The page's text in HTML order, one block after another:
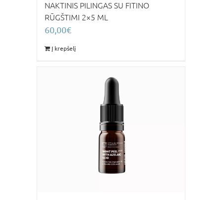
NAKTINIS PILINGAS SU FITINO
RŪGŠTIMI 2×5 ML
60,00€
Į krepšelį